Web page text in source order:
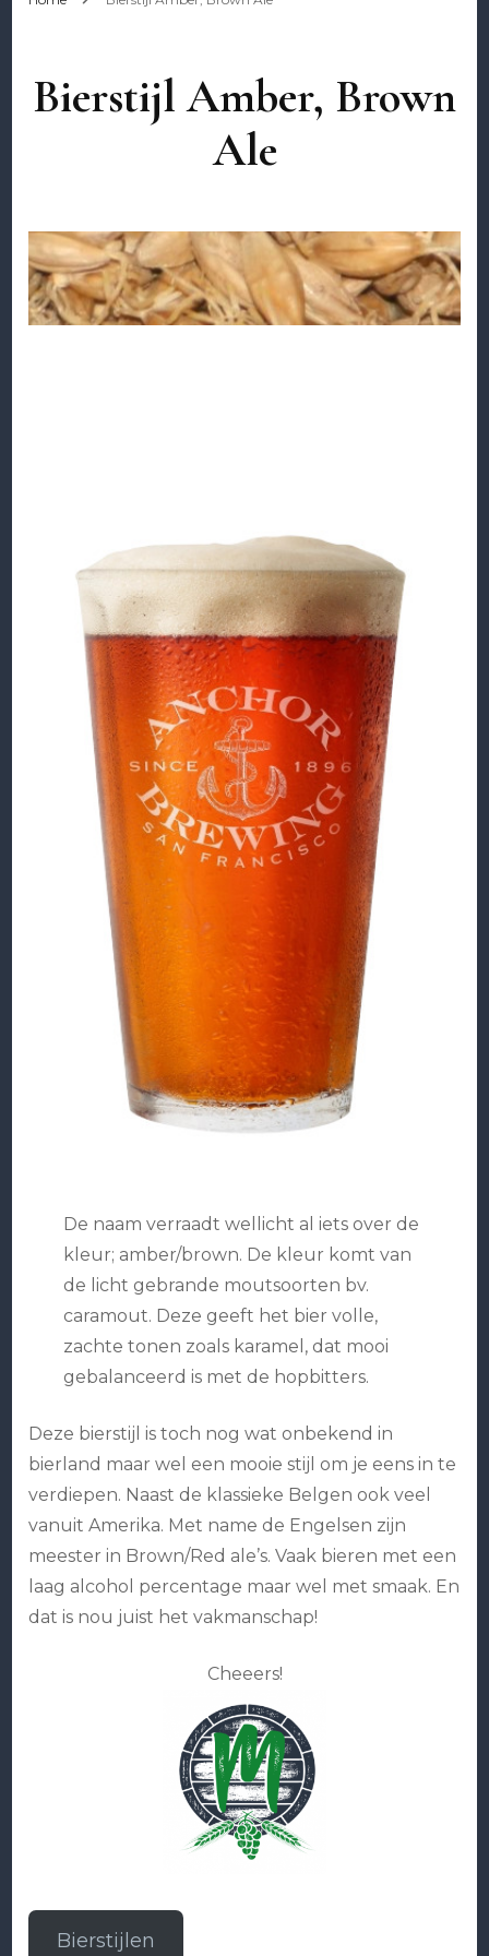
Bierstijl Amber, Brown
Ale
De naam verraadt wellicht al iets over de
kleur; amber/brown. De kleur komt van
de licht gebrande moutsoorten bv.
caramout. Deze geeft het bier volle,
zachte tonen zoals karamel, dat mooi
gebalanceerd is met de hopbitters.
Deze bierstijl is toch nog wat onbekend in
bierland maar wel een mooie stijl om je eens in te
verdiepen. Naast de klassieke Belgen ook veel
vanuit Amerika. Met name de Engelsen zijn
meester in Brown/Red ale’s. Vaak bieren met een
laag alcohol percentage maar wel met smaak. En
dat is nou juist het vakmanschap!
Cheeers!
Bierstijlen